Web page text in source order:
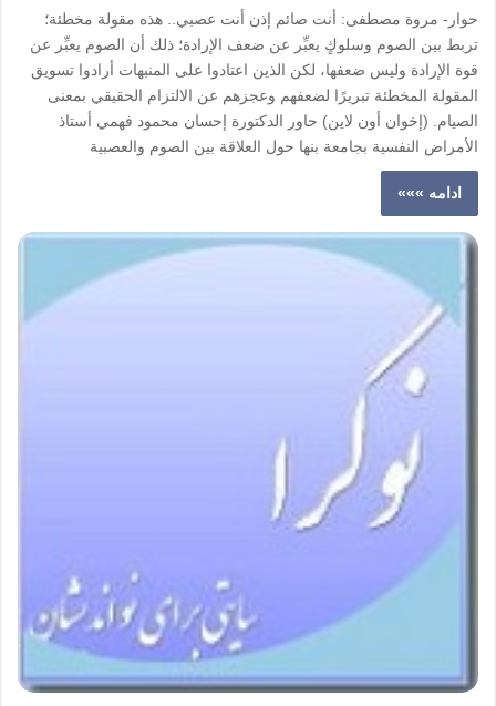
حوار- مروة مصطفى: أنت صائم إذن أنت عصبي.. هذه مقولة مخطئة؛
تربط بين الصوم وسلوكٍ يعبِّر عن ضعف الإرادة؛ ذلك أن الصوم يعبِّر عن
قوة الإرادة وليس ضعفها، لكن الذين اعتادوا على المنبهات أرادوا تسويق
المقولة المخطئة تبريرًا لضعفهم وعجزهم عن الالتزام الحقيقي بمعنى
الصيام. (إخوان أون لاين) حاور الدكتورة إحسان محمود فهمي أستاذ
الأمراض النفسية بجامعة بنها حول العلاقة بين الصوم والعصبية
ادامه »»»